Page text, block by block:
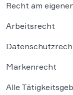
Recht am
Arbeitsrecht
Markenrecht
Alle